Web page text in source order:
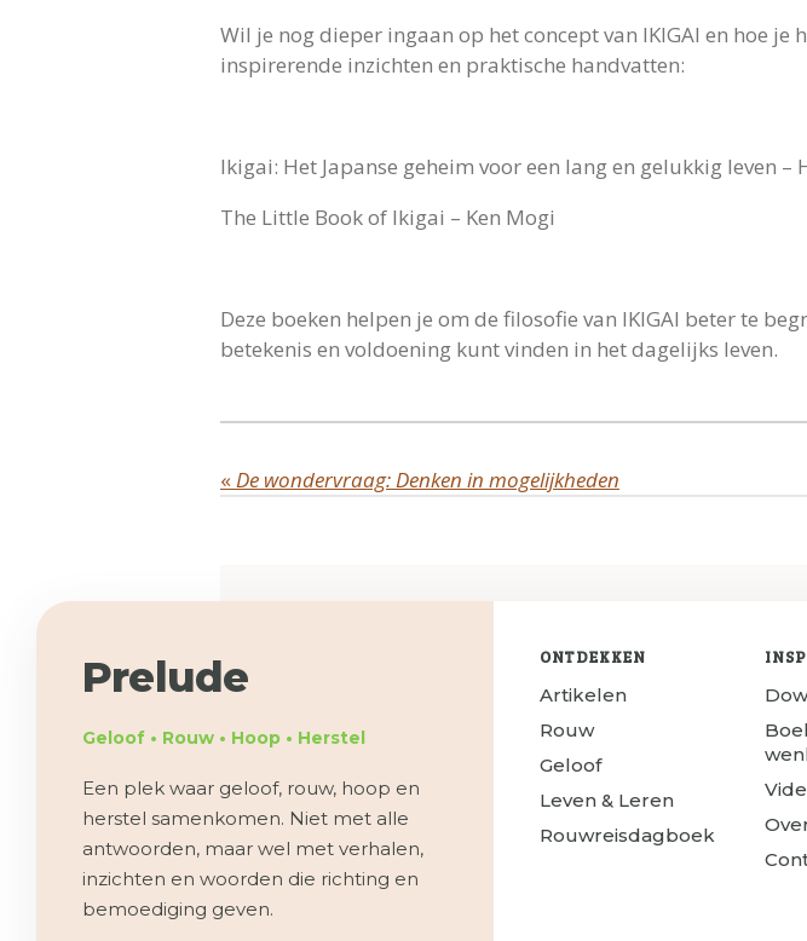
Wil je nog dieper ingaan op het concept van IKIGAI en hoe je
inspirerende inzichten en praktische handvatten:
Ikigai: Het Japanse geheim voor een lang en gelukkig leven –
The Little Book of Ikigai – Ken Mogi
Deze boeken helpen je om de filosofie van IKIGAI beter te
betekenis en voldoening kunt vinden in het dagelijks leven.
« De wondervraag: Denken in mogelijkheden
Prelude
Geloof • Rouw • Hoop • Herstel
Een plek waar geloof, rouw, hoop en
herstel samenkomen. Niet met alle
antwoorden, maar wel met verhalen,
inzichten en woorden die richting en
bemoediging geven.
ONTDEKKEN
Artikelen
Rouw
Geloof
Leven & Leren
Rouwreisdagboek